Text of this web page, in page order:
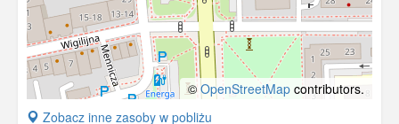
©OpenStreetMap contributors.
Zobacz inne zasoby w pobliżu